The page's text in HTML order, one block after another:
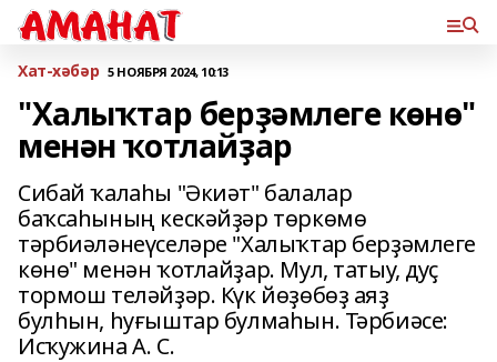
Хат-хәбәр 5 НОЯБРЯ 2024, 10:13
"Халыҡтар берҙәмлеге көнө"
менән ҡотлайҙар
Сибай ҡалаһы "Әкиәт" балалар
баҡсаһының кескәйҙәр төркөмө
тәрбиәләнеүселәре "Халыҡтар берҙәмлеге
көнө" менән ҡотлайҙар. Мул, татыу, дуҫ
тормош теләйҙәр. Күк йөҙөбөҙ аяҙ
булһын, һуғыштар булмаһын. Тәрбиәсе:
Исҡужина А. С.